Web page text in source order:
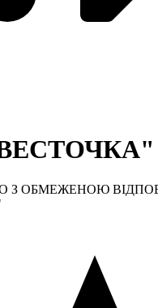
З ОБМЕЖЕНОЮ